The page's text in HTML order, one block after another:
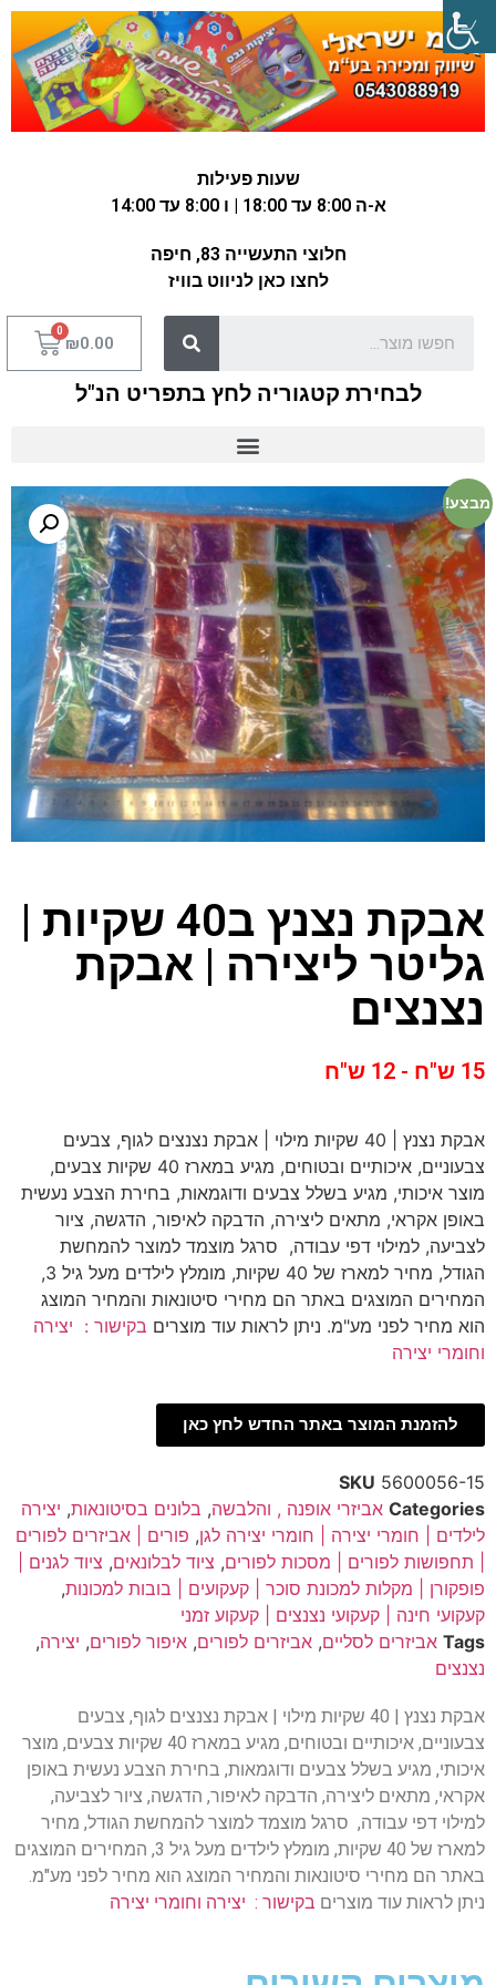
שעות פעילות
א-ה 8:00 עד 18:00 | ו 8:00 עד 14:00
חלוצי התעשייה 83, חיפה
לחצו כאן לניווט בוויז
₪0.00
לבחירת קטגוריה לחץ בתפריט הנ"ל
מבצע!
אבקת נצנץ ב40 שקיות |
גליטר ליצירה | אבקת
נצנצים
15 ש"ח - 12 ש"ח
אבקת נצנץ | 40 שקיות מילוי | אבקת נצנצים לגוף, צבעים
צבעוניים, איכותיים ובטוחים, מגיע במארז 40 שקיות צבעים,
מוצר איכותי, מגיע בשלל צבעים ודוגמאות, בחירת הצבע נעשית
באופן אקראי, מתאים ליצירה, הדבקה לאיפור, הדגשה, ציור
לצביעה, למילוי דפי עבודה, סרגל מוצמד למוצר להמחשת
הגודל, מחיר למארז של 40 שקיות, מומלץ לילדים מעל גיל 3,
המחירים המוצגים באתר הם מחירי סיטונאות והמחיר המוצג
הוא מחיר לפני מע"מ. ניתן לראות עוד מוצרים בקישור : יצירה
וחומרי יצירה
להזמנת המוצר באתר החדש לחץ כאן
SKU 5600056-15
Categories אביזרי אופנה , והלבשה, בלונים בסיטונאות, יצירה
לילדים | חומרי יצירה | חומרי יצירה לגן, פורים | אביזרים לפורים
| תחפושות לפורים | מסכות לפורים, ציוד לבלונאים, ציוד לגנים |
פופקורן | מקלות למכונת סוכר | קעקועים | בובות למכונות,
קעקועי חינה | קעקועי נצנצים | קעקוע זמני
Tags אביזרים לסליים, אביזרים לפורים, איפור לפורים, יצירה,
נצנצים
אבקת נצנץ | 40 שקיות מילוי | אבקת נצנצים לגוף, צבעים
צבעוניים, איכותיים ובטוחים, מגיע במארז 40 שקיות צבעים, מוצר
איכותי, מגיע בשלל צבעים ודוגמאות, בחירת הצבע נעשית באופן
אקראי, מתאים ליצירה, הדבקה לאיפור, הדגשה, ציור לצביעה,
למילוי דפי עבודה, סרגל מוצמד למוצר להמחשת הגודל, מחיר
למארז של 40 שקיות, מומלץ לילדים מעל גיל 3, המחירים המוצגים
באתר הם מחירי סיטונאות והמחיר המוצג הוא מחיר לפני מע"מ.
ניתן לראות עוד מוצרים בקישור : יצירה וחומרי יצירה